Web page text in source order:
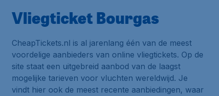
Vliegticket Bourgas
CheapTickets.nl is al jarenlang één van de meest
voordelige aanbieders van online vliegtickets. Op de
site staat een uitgebreid aanbod van de laagst
mogelijke tarieven voor vluchten wereldwijd. Je
vindt hier ook de meest recente aanbiedingen, waar